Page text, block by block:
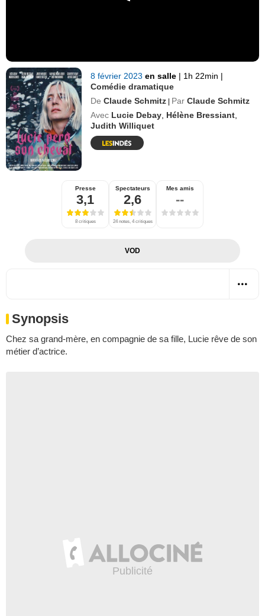
8 février 2023en salle | 1h 22min |
Comédie dramatique
De Claude Schmitz | Par Claude Schmitz
Avec Lucie Debay Hélène Bressiant
Judith Williquet
Presse
3,1
8 critiques
Spectateurs
2,6
24 notes, 4 critiques
Mes amis
--
VOD
Synopsis
Chez sa grand-mère, en compagnie de sa fille, Lucie rêve de son
métier d’actrice.